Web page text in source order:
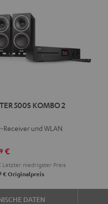
500S KOMBO 2
Receiver und WLAN
€
Letzter niedrigster Preis
€Originalpreis
DATEN